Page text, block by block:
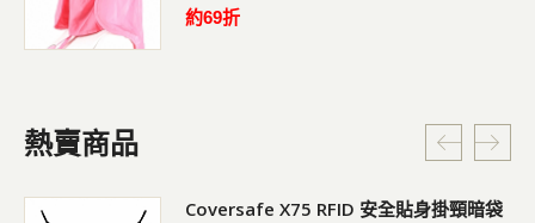
約69折
熱賣商品
Coversafe X75 RFID 安全貼身掛頸暗袋